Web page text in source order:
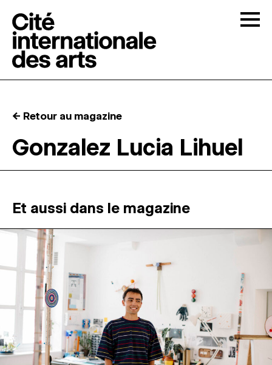
RÉSIDENCES ↓
ATELIERS OUVERTS
PROGRAMMATION
MAGAZINE
ESPACES DE PRATIQUE ARTISTIQUE ↓
Recherche
← Retour au magazine
Gonzalez Lucia Lihuel
Et aussi dans le magazine